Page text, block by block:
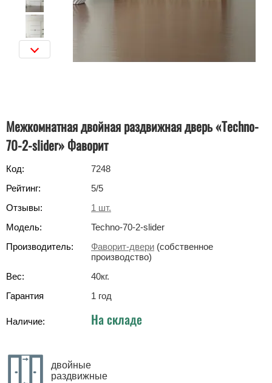
Межкомнатная двойная раздвижная дверь «Techno-
70-2-slider» Фаворит
Код:
7248
Рейтинг:
5/5
Отзывы:
1 шт.
Модель:
Techno-70-2-slider
Производитель:
Фаворит-двери (собственное
производство)
Вес:
40кг.
Гарантия
1 год
Наличие: На складе
двойные
раздвижные